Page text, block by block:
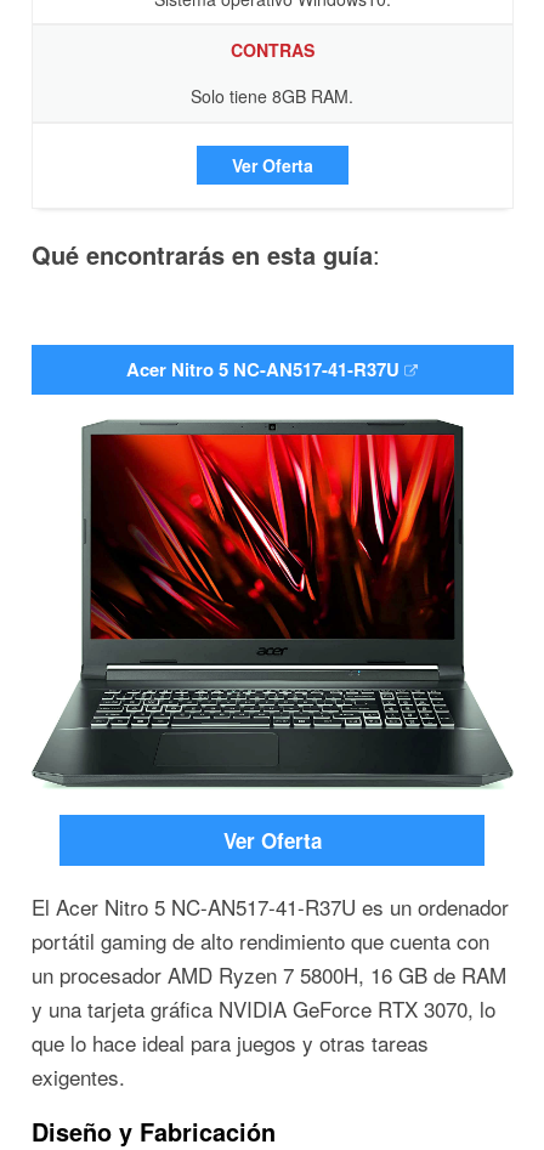
CONTRAS
Solo tiene 8GB RAM.
Ver Oferta
Qué encontrarás en esta guía:
Acer Nitro 5 NC-AN517-41-R37U
Ver Oferta
El Acer Nitro 5 NC-AN517-41-R37U es un ordenador
portátil gaming de alto rendimiento que cuenta con
un procesador AMD Ryzen 7 5800H, 16 GB de RAM
y una tarjeta gráfica NVIDIA GeForce RTX 3070, lo
que lo hace ideal para juegos y otras tareas
exigentes.
Diseño y Fabricación